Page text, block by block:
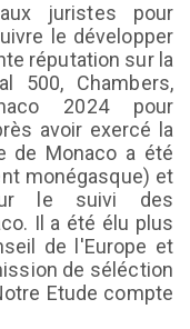
juristes pour
le développer
réputation sur la
500, Chambers,
2024 pour
avoir exercé la
de Monaco a été
monégasque) et
le suivi des
Il a été élu plus
de l'Europe et
de séléction
Etude compte